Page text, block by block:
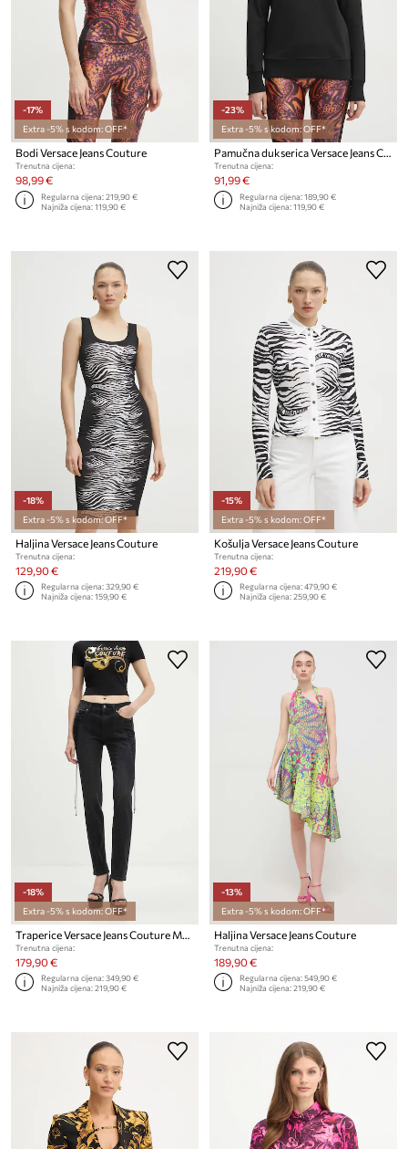
-17%
Extra -5% s kodom: OFF*
Bodi Versace Jeans Couture
Trenutna cijena:
98,99 €
Regularna cijena:219,90 €
Najniža cijena:119,90 €
-23%
Extra -5% s kodom: OFF*
Pamučna dukserica Versace Jeans Couture
Trenutna cijena:
91,99 €
Regularna cijena:189,90 €
Najniža cijena:119,90 €
-18%
Extra -5% s kodom: OFF*
Haljina Versace Jeans Couture
Trenutna cijena:
129,90 €
Regularna cijena:329,90 €
Najniža cijena:159,90 €
-15%
Extra -5% s kodom: OFF*
Košulja Versace Jeans Couture
Trenutna cijena:
219,90 €
Regularna cijena:479,90 €
Najniža cijena:259,90 €
-18%
Extra -5% s kodom: OFF*
Trenutna cijena:
179,90 €
Regularna cijena:349,90 €
Najniža cijena:219,90 €
-13%
Extra -5% s kodom: OFF*
Haljina Versace Jeans Couture
Trenutna cijena:
189,90 €
Regularna cijena:549,90 €
Najniža cijena:219,90 €